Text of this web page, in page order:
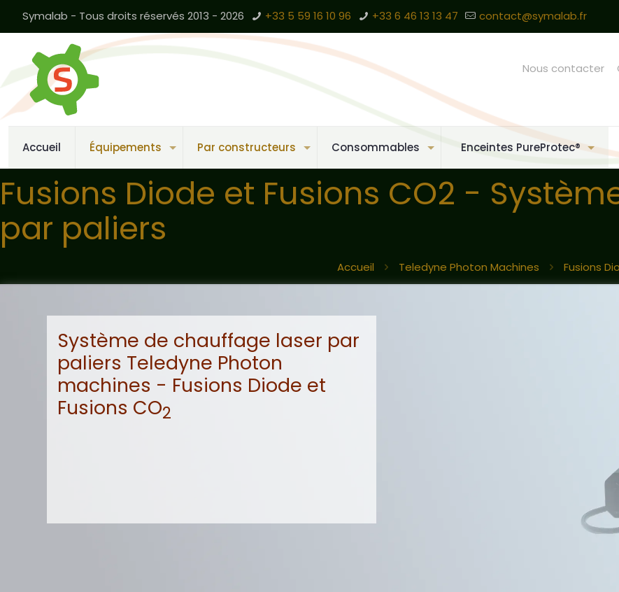
Symalab - Tous droits réservés 2013 - 2026 +33 5 59 16 10 96 +33 6 46 13 13 47 contact@symalab.fr
Accueil Équipements Par constructeurs Consommables Enceintes PureProtec®
Nous contacter
Fusions Diode et Fusions CO2 -
par paliers
Accueil Teledyne Photon Machines Fusions
Système de chauffage laser par
paliers Teledyne Photon
machines - Fusions Diode et
Fusions CO2